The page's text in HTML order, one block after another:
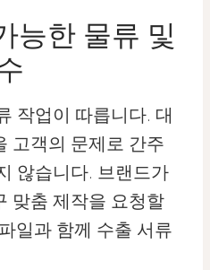
능한 물류 및
작업이 따릅니다. 대
고객의 문제로 간주
않습니다. 브랜드가
맞춤 제작을 요청할
일과 함께 수출 서류